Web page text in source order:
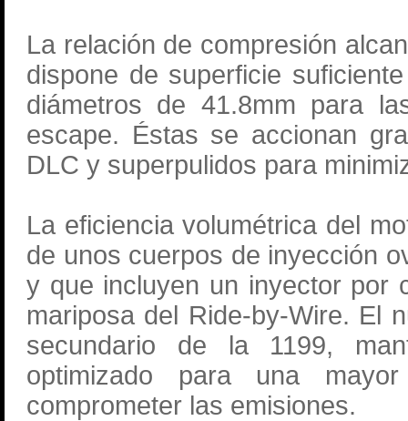
La relación de compresión
dispone de superficie
diámetros de 41.8mm para
escape. Éstas se accionan
DLC y superpulidos para
La eficiencia volumétrica del
de unos cuerpos de inyección
y que incluyen un inyector por
mariposa del Ride-by-Wire. El
secundario de la 1199,
optimizado para una
comprometer las emisiones.